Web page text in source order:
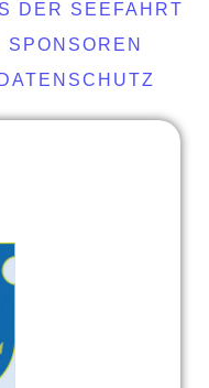
DER SEEFAHRT
SPONSOREN
DATENSCHUTZ